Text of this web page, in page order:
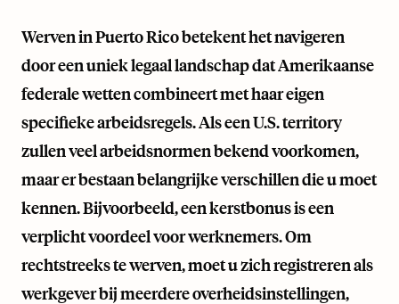
Werven in Puerto Rico betekent het navigeren
door een uniek legaal landschap dat Amerikaanse
federale wetten combineert met haar eigen
specifieke arbeidsregels. Als een U.S. territory
zullen veel arbeidsnormen bekend voorkomen,
maar er bestaan belangrijke verschillen die u moet
kennen. Bijvoorbeeld, een kerstbonus is een
verplicht voordeel voor werknemers. Om
rechtstreeks te werven, moet u zich registreren als
werkgever bij meerdere overheidsinstellingen,